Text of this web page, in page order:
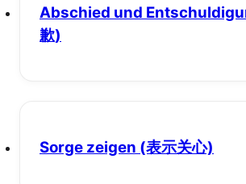
Abschied und
歉)
Sorge zeigen (表示关心)